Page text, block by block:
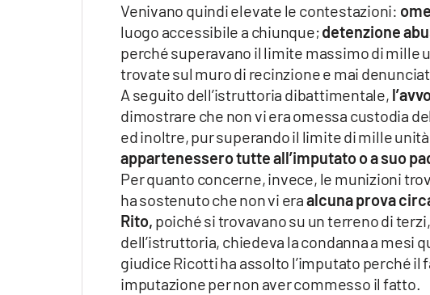
Vai
Venivano quindi elevate le contestazioni:
luogo accessibile a chiunque;detenzione
perché superavano il limite massimo di mille
trovate sul muro di recinzione e mai
A seguito dell’istruttoria dibattimentale,
dimostrare che non vi era omessa custodia
ed inoltre, pur superando il limite di mille
appartenessero tutte all’imputato o a suo
Per quanto concerne, invece, le munizioni
ha sostenuto che non vi eraalcuna prova
Rito, poiché si trovavano su un terreno di
dell’istruttoria, chiedeva la condanna a mesi
giudice Ricotti ha assolto l’imputato perché
imputazione per non aver commesso il fatto.